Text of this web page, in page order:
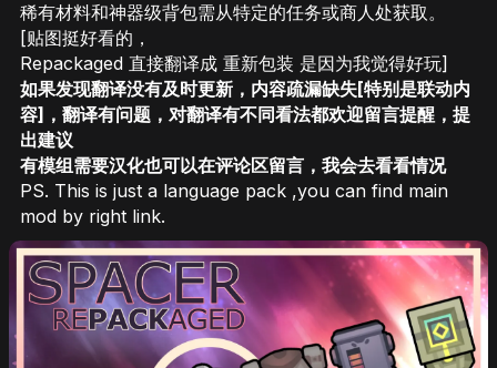
稀有材料和神器级背包需从特定的任务或商人处获取。
[贴图挺好看的，
Repackaged 直接翻译成 重新包装 是因为我觉得好玩]
如果发现翻译没有及时更新，内容疏漏缺失[特别是联动内
容]，翻译有问题，对翻译有不同看法都欢迎留言提醒，提
出建议
有模组需要汉化也可以在评论区留言，我会去看看情况
PS. This is just a language pack ,you can find main
mod by right link.